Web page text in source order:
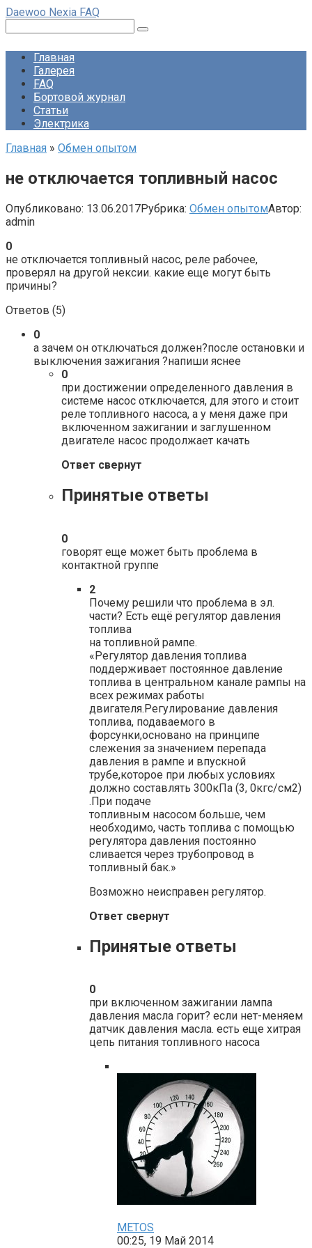
Перейти
контенту
Daewoo Nexia FAQ
Главная
Галерея
FAQ
Бортовой журнал
Статьи
Электрика
Главная » Обмен опытом
не отключается топливный насос
Опубликовано: 13.06.2017Рубрика: Обмен опытомАвтор:
admin
0
не отключается топливный насос, реле рабочее,
проверял на другой нексии. какие еще могут быть
причины?
Ответов (5)
0
а зачем он отключаться должен?после остановки и
выключения зажигания ?напиши яснее
0
при достижении определенного давления в
системе насос отключается, для этого и стоит
реле топливного насоса, а у меня даже при
включенном зажигании и заглушенном
двигателе насос продолжает качать
Ответ свернут
Принятые ответы
0
говорят еще может быть проблема в
контактной группе
2
Почему решили что проблема в эл.
части? Есть ещё регулятор давления
топлива
на топливной рампе.
«Регулятор давления топлива
поддерживает постоянное давление
топлива в центральном канале рампы на
всех режимах работы
двигателя.Регулирование давления
топлива, подаваемого в
форсунки,основано на принципе
слежения за значением перепада
давления в рампе и впускной
трубе,которое при любых условиях
должно составлять 300кПа (3, 0кгс/см2)
.При подаче
топливным насосом больше, чем
необходимо, часть топлива с помощью
регулятора давления постоянно
сливается через трубопровод в
топливный бак.»
Возможно неисправен регулятор.
Ответ свернут
Принятые ответы
0
при включенном зажигании лампа
давления масла горит? если нет-меняем
датчик давления масла. есть еще хитрая
цепь питания топливного насоса
METOS
00:25, 19 Май 2014